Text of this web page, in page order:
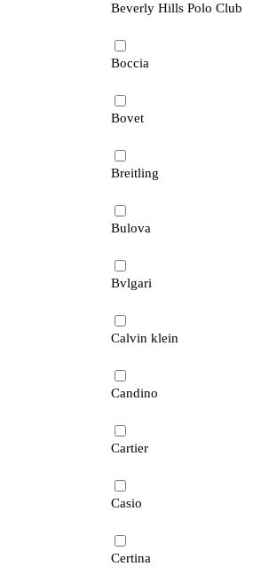
Beverly Hills Polo Club
Boccia
Bovet
Breitling
Bulova
Bvlgari
Calvin klein
Candino
Cartier
Casio
Certina